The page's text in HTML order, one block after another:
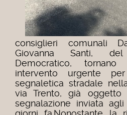
consiglieri comunali
Giovanna Santi,
Democratico,
intervento urgente
segnaletica stradale
via Trento, già oggetto
segnalazione inviata